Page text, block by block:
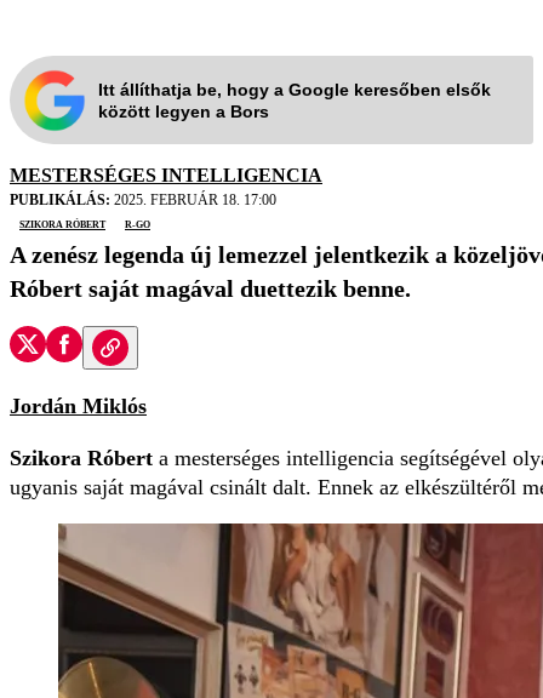
Itt állíthatja be, hogy a Google keresőben elsők
között legyen a Bors
MESTERSÉGES INTELLIGENCIA
PUBLIKÁLÁS: 2025. FEBRUÁR 18. 17:00
Szikora Róbert
R-Go
A zenész legenda új lemezzel jelentkezik a
Róbert saját magával duettezik benne.
Jordán Miklós
Szikora Róbert a mesterséges intelligencia segítségével
ugyanis saját magával csinált dalt. Ennek az elkészültéről